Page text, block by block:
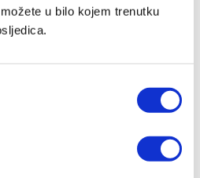
u bilo kojem trenutku